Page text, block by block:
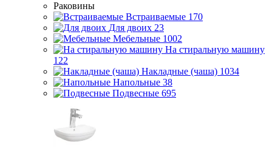
Раковины
Встраиваемые 170
Для двоих 23
Мебельные 1002
На стиральную машину
122
Накладные (чаша) 1034
Напольные 38
Подвесные 695